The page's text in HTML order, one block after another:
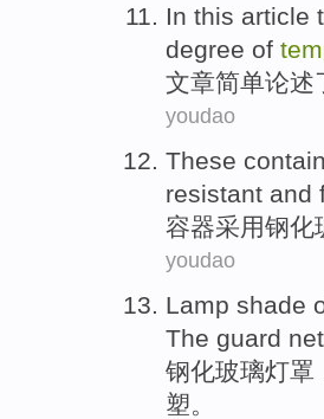
In this article
degree of
文章简单论述
youdao
These
resistant and
容器采用钢化
youdao
Lamp shade
The guard net
钢化玻璃灯罩
塑。